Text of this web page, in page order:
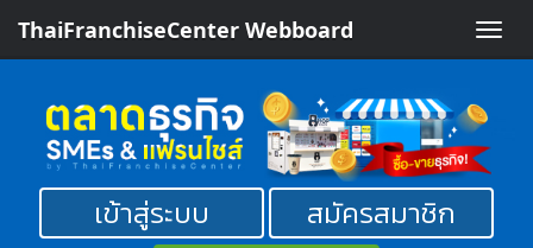
Toggle
ThaiFranchiseCenter Webboard
เข้าสู่ระบบ
สมัครสมาชิก